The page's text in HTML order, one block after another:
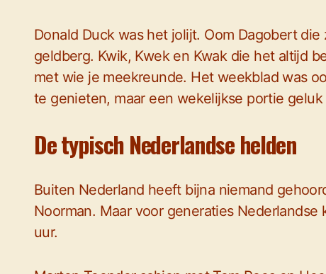
Donald Duck was het jolijt. Oom Dagobert
geldberg. Kwik, Kwek en Kwak die het altijd
met wie je meekreunde. Het weekblad was
te genieten, maar een wekelijkse portie
De typisch Nederlandse helden
Buiten Nederland heeft bijna niemand
Noorman. Maar voor generaties
uur.